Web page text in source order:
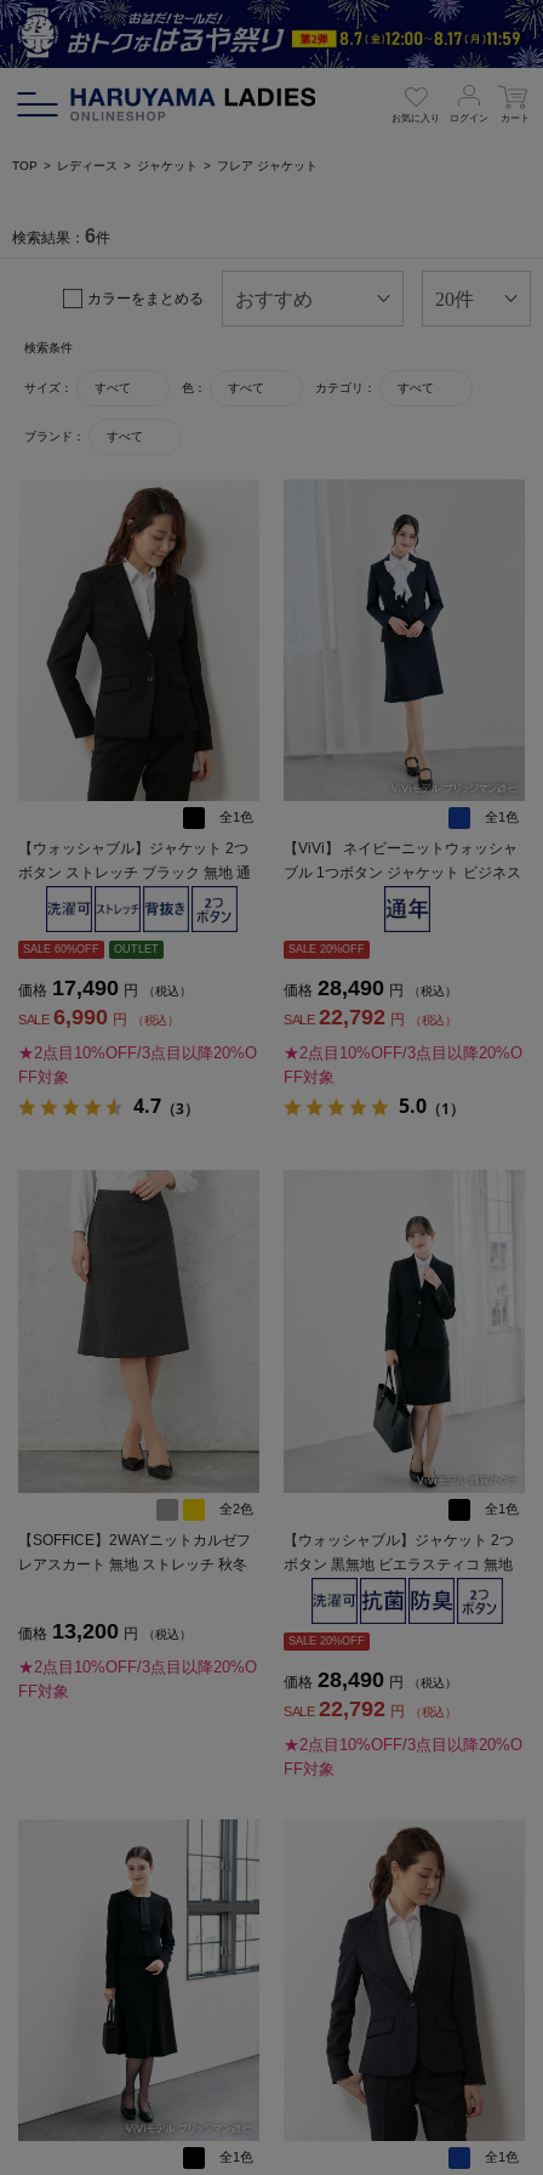
お気に入り ログイン カート
TOP レディース ジャケット フレア ジャケット
検索結果： 6件
カラーをまとめる
検索条件
サイズ： すべて 色： すべて カテゴリ： すべて
ブランド： すべて
全1色
【ウォッシャブル】ジャケット 2つ
ボタン ストレッチ ブラック 無地 通
SALE 60%OFF OUTLET
価格 17,490 円 （税込）
SALE 6,990 円 （税込）
★2点目10%OFF/3点目以降20%O
FF対象
4.7 （3）
全1色
【ViVi】 ネイビーニットウォッシャ
ブル 1つボタン ジャケット ビジネス
シャドウストライプ 通年【レディー
SALE 20%OFF
価格 28,490 円 （税込）
SALE 22,792 円 （税込）
★2点目10%OFF/3点目以降20%O
FF対象
5.0 （1）
全2色
【SOFFICE】2WAYニットカルゼフ
レアスカート 無地 ストレッチ 秋冬
価格 13,200 円 （税込）
★2点目10%OFF/3点目以降20%O
FF対象
全1色
【ウォッシャブル】ジャケット 2つ
ボタン 黒無地 ビエラスティコ 無地
ViVi 通年【レディース】
SALE 20%OFF
価格 28,490 円 （税込）
SALE 22,792 円 （税込）
★2点目10%OFF/3点目以降20%O
FF対象
全1色 全1色